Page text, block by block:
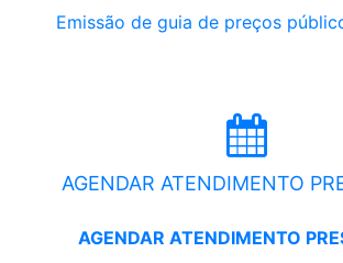
Emissão de guia de preços
AGENDAR ATENDIMENTO
AGENDAR ATENDIMENTO